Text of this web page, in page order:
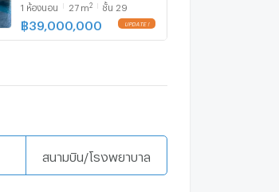
Around Ari ใกล้ BTS อารี
100 ม. (ID 2578114)
1 ห้องนอน 27 m2 ชั้น 29
฿39,000,000
สนามบิน/โรงพยาบาล